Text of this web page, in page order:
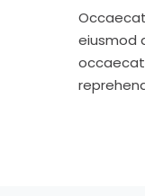
eiusmod
occaecat